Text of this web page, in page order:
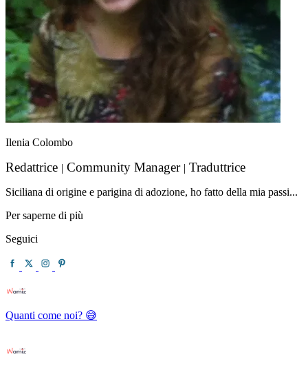
Ilenia Colombo
Redattrice | Community Manager | Traduttrice
Siciliana di origine e parigina di adozione, ho fatto della mia passi...
Per saperne di più
Seguici
Quanti come noi? 😅